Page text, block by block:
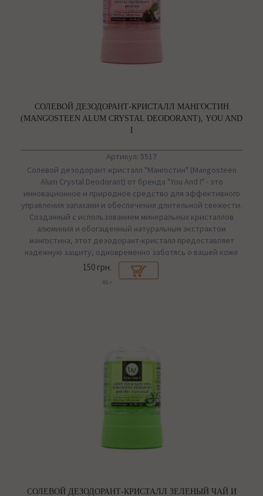
СОЛЕВОЙ ДЕЗОДОРАНТ-КРИСТАЛЛ МАНГОСТИН
(MANGOSTEEN ALUM CRYSTAL DEODORANT), YOU AND
I
Артикул: 5517
Солевой дезодорант-кристалл "Мангостин" (Mangosteen
Alum Crystal Deodorant) от бренда "You And I" - это
инновационное и природное средство для эффективного
управления запахами и обеспечения длительной свежести.
Созданный с использованием минеральных кристаллов
алюминия и обогащенный натуральным экстрактом
мангостина, этот дезодорант-кристалл предоставляет
надежную защиту, одновременно заботясь о вашей коже
150 грн.
45 г
СОЛЕВОЙ ДЕЗОДОРАНТ-КРИСТАЛЛ ЗЕЛЕНЫЙ ЧАЙ И